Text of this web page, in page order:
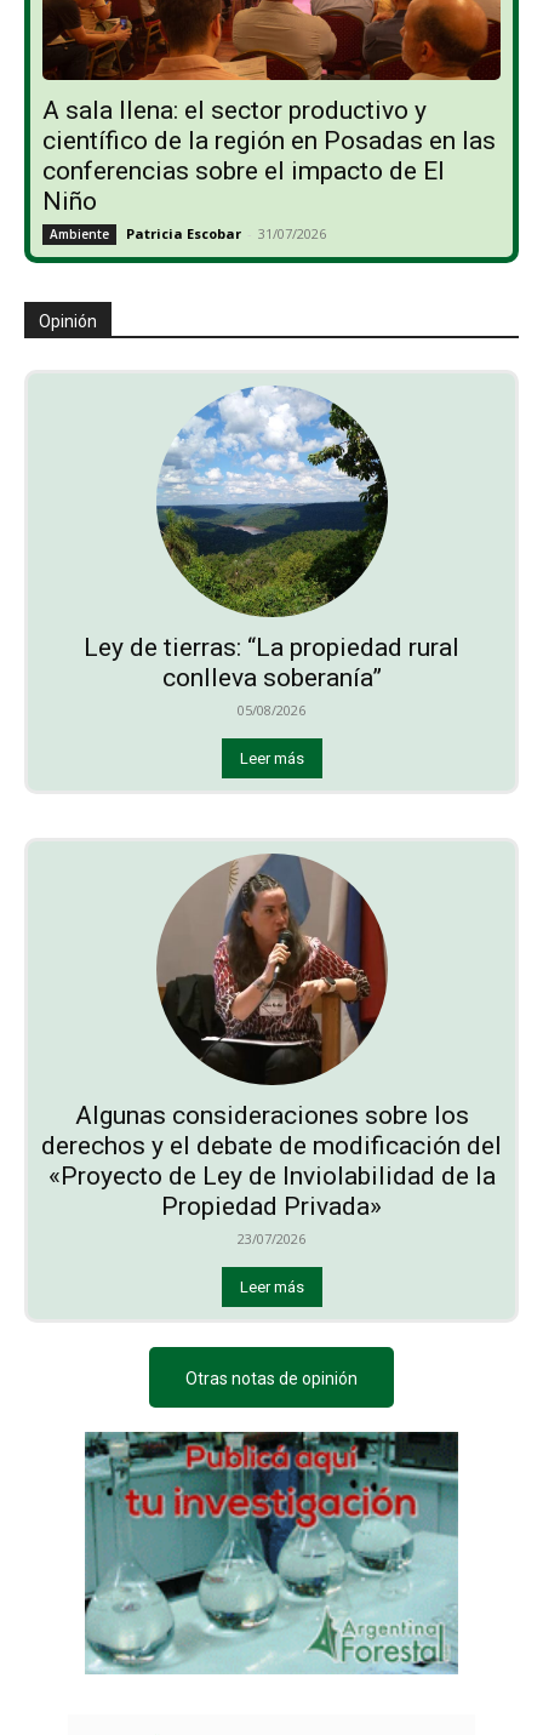
A sala llena: el sector productivo y
científico de la región en Posadas en las
conferencias sobre el impacto de El
Niño
Ambiente Patricia Escobar - 31/07/2026
Opinión
Ley de tierras: “La propiedad rural
conlleva soberanía”
05/08/2026
Leer más
Algunas consideraciones sobre los
derechos y el debate de modificación del
«Proyecto de Ley de Inviolabilidad de la
Propiedad Privada»
23/07/2026
Leer más
Otras notas de opinión